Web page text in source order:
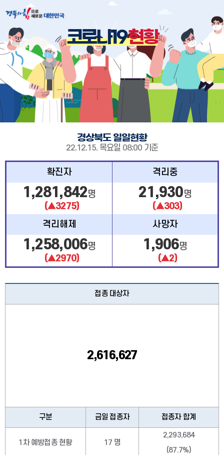
코로나19현황
경상북도 일일현황
22.12.15. 목요일 08:00 기준
확진자
1,281,842명
(▲3275)
격리중
21,930명
(▲303)
격리해제
1,258,006명
(▲2970)
사망자
1,906명
(▲2)
접종 대상자
2,616,627
구분
1차 예방접종 현황
금일 접종자
17 명
접종자 합계
2,293,684
(87.7%)